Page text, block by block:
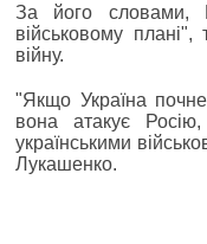
За його словами,
військовому
війну.
"Якщо Україна
вона атакує
українськими
Лукашенко.